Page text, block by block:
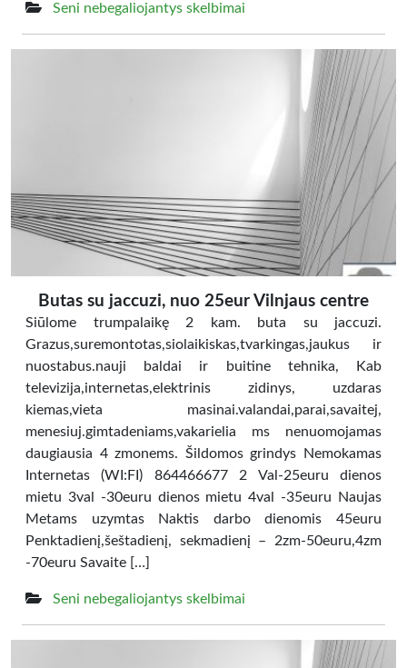
Seni nebegaliojantys skelbimai
Butas su jaccuzi, nuo 25eur Vilnjaus centre
Siūlome trumpalaikę 2 kam. buta su jaccuzi.
Grazus,suremontotas,siolaikiskas,tvarkingas,jaukus ir
nuostabus.nauji baldai ir buitine tehnika, Kab
televizija,internetas,elektrinis zidinys, uzdaras
kiemas,vieta masinai.valandai,parai,savaitej,
menesiuj.gimtadeniams,vakarielia ms nenuomojamas
daugiausia 4 zmonems. Šildomos grindys Nemokamas
Internetas (WI:FI) 864466677 2 Val-25euru dienos
mietu 3val -30euru dienos mietu 4val -35euru Naujas
Metams uzymtas Naktis darbo dienomis 45euru
Penktadienį,šeštadienį, sekmadienį – 2zm-50euru,4zm
-70euru Savaite […]
Seni nebegaliojantys skelbimai